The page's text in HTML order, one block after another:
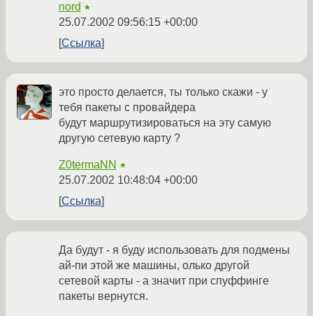
nord ★
25.07.2002 09:56:15 +00:00
Ссылка
это просто делается, ты только скажи - у
тебя пакеты с провайдера
будут маршрутизироваться на эту самую
другую сетевую карту ?
Z0termaNN ★
25.07.2002 10:48:04 +00:00
Ссылка
Да будут - я буду использовать для подмены
ай-пи этой же машины, олько другой
сетевой карты - а значит при спуффинге
пакеты вернутся.